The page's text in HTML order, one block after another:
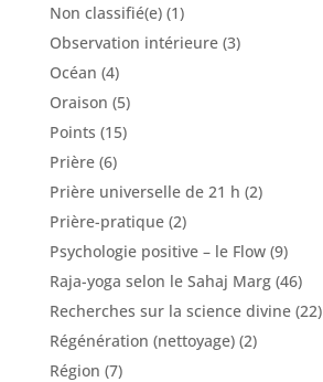
Non classifié(e)(1)
Observation intérieure(3)
Océan (4)
Oraison (5)
Points (15)
Prière(6)
Prière universelle de 21 h (2)
Prière-pratique(2)
Psychologie positive – le Flow(9)
Raja-yoga selon le Sahaj Marg(46)
Recherches sur la science divine(22)
Régénération (nettoyage)(2)
Région (7)